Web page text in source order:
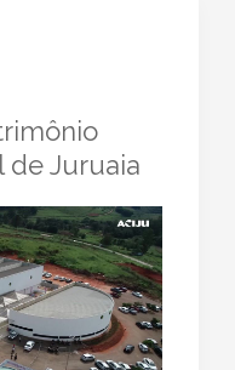
de Juruaia